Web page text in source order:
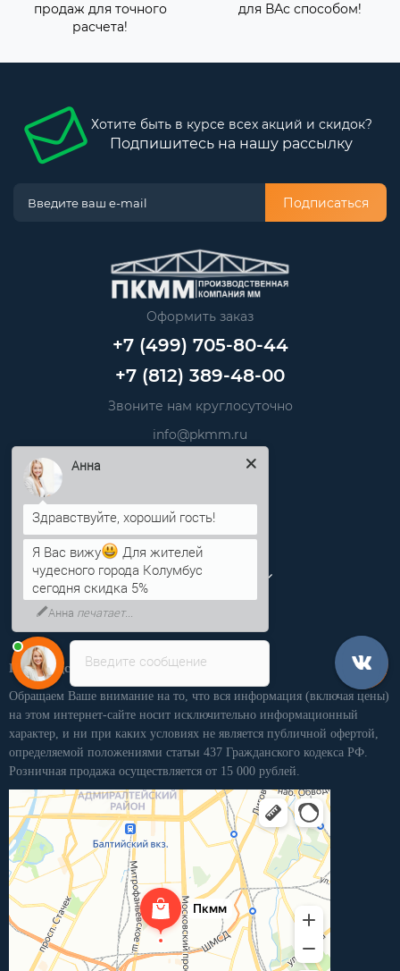
продаж для точного
расчета!
для ВАс способом!
Хотите быть в курсе всех акций и скидок?
Подпишитесь на нашу рассылку
Подписаться
Оформить заказ
+7 (499) 705-80-44
+7 (812) 389-48-00
Звоните нам круглосуточно
info@pkmm.ru
Категории
Личный кабинет
Производственная компания «ПКММ»
Обращаем Ваше внимание на то, что вся информация (включая цены)
на этом интернет-сайте носит исключительно информационный
характер, и ни при каких условиях не является публичной офертой,
определяемой положениями статьи 437 Гражданского кодекса РФ.
Розничная продажа осуществляется от 15 000 рублей.
Введите сообщение
Анна
Я Вас вижу
Для жителей
чудесного города Колумбус
сегодня скидка 5%
Анна печатает...